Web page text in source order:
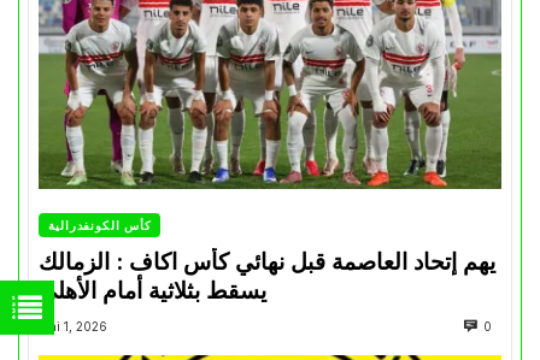
كأس الكونفدرالية
يهم إتحاد العاصمة قبل نهائي كأس اكاف : الزمالك
Mai 1, 2026 0